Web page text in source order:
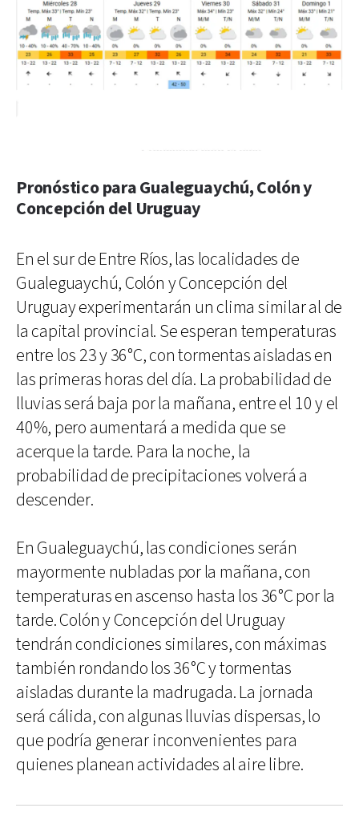
Pronóstico para Gualeguaychú, Colón y
Concepción del Uruguay
En el sur de Entre Ríos, las localidades de
Gualeguaychú, Colón y Concepción del
Uruguay experimentarán un clima similar al de
la capital provincial. Se esperan temperaturas
entre los 23 y 36°C, con tormentas aisladas en
las primeras horas del día. La probabilidad de
lluvias será baja por la mañana, entre el 10 y el
40%, pero aumentará a medida que se
acerque la tarde. Para la noche, la
probabilidad de precipitaciones volverá a
descender.
En Gualeguaychú, las condiciones serán
mayormente nubladas por la mañana, con
temperaturas en ascenso hasta los 36°C por la
tarde. Colón y Concepción del Uruguay
tendrán condiciones similares, con máximas
también rondando los 36°C y tormentas
aisladas durante la madrugada. La jornada
será cálida, con algunas lluvias dispersas, lo
que podría generar inconvenientes para
quienes planean actividades al aire libre.